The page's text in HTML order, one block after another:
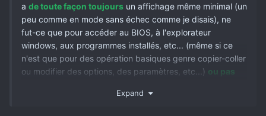
a de toute façon toujours un affichage même minimal (un
peu comme en mode sans échec comme je disais), ne
fut-ce que pour accéder au BIOS, à l'explorateur
windows, aux programmes installés, etc... (même si ce
n'est que pour des opération basiques genre copier-coller
ou modifier des options, des paramètres, etc...) ou pas
😉
Expand